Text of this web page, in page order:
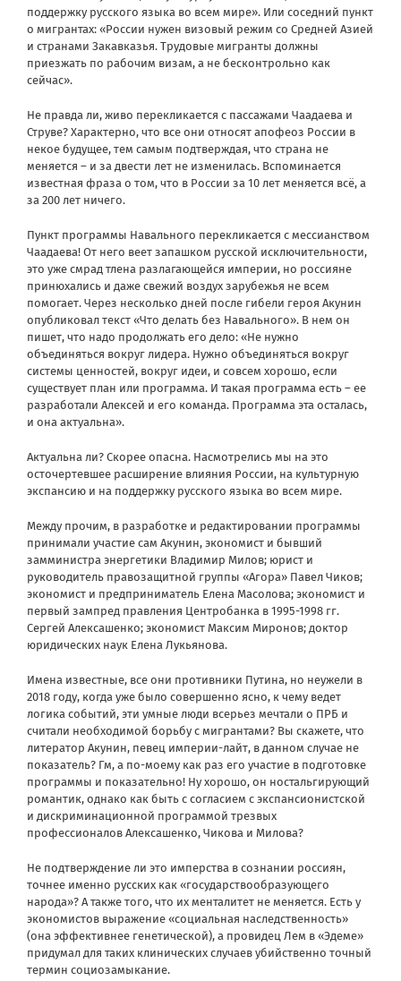
поддержку русского языка во всем мире». Или соседний пункт
о мигрантах: «России нужен визовый режим со Средней Азией
и странами Закавказья. Трудовые мигранты должны
приезжать по рабочим визам, а не бесконтрольно как
сейчас».
Не правда ли, живо перекликается с пассажами Чаадаева и
Струве? Характерно, что все они относят апофеоз России в
некое будущее, тем самым подтверждая, что страна не
меняется – и за двести лет не изменилась. Вспоминается
известная фраза о том, что в России за 10 лет меняется всё, а
за 200 лет ничего.
Пункт программы Навального перекликается с мессианством
Чаадаева! От него веет запашком русской исключительности,
это уже смрад тлена разлагающейся империи, но россияне
принюхались и даже свежий воздух зарубежья не всем
помогает. Через несколько дней после гибели героя Акунин
опубликовал текст «Что делать без Навального». В нем он
пишет, что надо продолжать его дело: «Не нужно
объединяться вокруг лидера. Нужно объединяться вокруг
системы ценностей, вокруг идеи, и совсем хорошо, если
существует план или программа. И такая программа есть – ее
разработали Алексей и его команда. Программа эта осталась,
и она актуальна».
Актуальна ли? Скорее опасна. Насмотрелись мы на это
осточертевшее расширение влияния России, на культурную
экспансию и на поддержку русского языка во всем мире.
Между прочим, в разработке и редактировании программы
принимали участие сам Акунин, экономист и бывший
замминистра энергетики Владимир Милов; юрист и
руководитель правозащитной группы «Агора» Павел Чиков;
экономист и предприниматель Елена Масолова; экономист и
первый зампред правления Центробанка в 1995-1998 гг.
Сергей Алексашенко; экономист Максим Миронов; доктор
юридических наук Елена Лукьянова.
Имена известные, все они противники Путина, но неужели в
2018 году, когда уже было совершенно ясно, к чему ведет
логика событий, эти умные люди всерьез мечтали о ПРБ и
считали необходимой борьбу с мигрантами? Вы скажете, что
литератор Акунин, певец империи-лайт, в данном случае не
показатель? Гм, а по-моему как раз его участие в подготовке
программы и показательно! Ну хорошо, он ностальгирующий
романтик, однако как быть с согласием с экспансионистской
и дискриминационной программой трезвых
профессионалов Алексашенко, Чикова и Милова?
Не подтверждение ли это имперства в сознании россиян,
точнее именно русских как «государствообразующего
народа»? А также того, что их менталитет не меняется. Есть у
экономистов выражение «социальная наследственность»
(она эффективнее генетической), а провидец Лем в «Эдеме»
придумал для таких клинических случаев убийственно точный
термин социозамыкание.